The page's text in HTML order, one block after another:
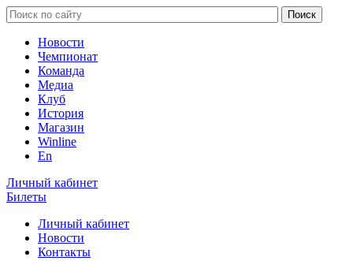
Новости
Чемпионат
Команда
Медиа
Клуб
История
Магазин
Winline
En
Личный кабинет
Билеты
Личный кабинет
Новости
Контакты